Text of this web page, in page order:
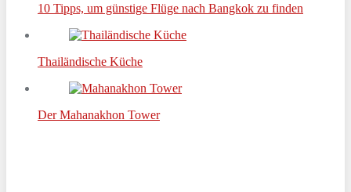
10 Tipps, um günstige Flüge nach Bangkok zu finden
Thailändische Küche
Der Mahanakhon Tower